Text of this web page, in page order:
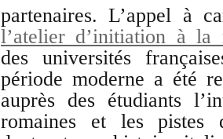
partenaires. L’appel à
l’atelier d’initiation à la
des universités
période moderne a été
auprès des étudiants
romaines et les pistes